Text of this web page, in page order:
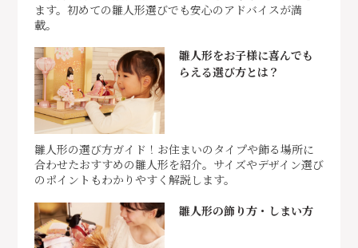
ます。初めての雛人形選びでも安心のアドバイスが満
載。
雛人形をお子様に喜んでも
らえる選び方とは？
雛人形の選び方ガイド！お住まいのタイプや飾る場所に
合わせたおすすめの雛人形を紹介。サイズやデザイン選び
のポイントもわかりやすく解説します。
雛人形の飾り方・しまい方